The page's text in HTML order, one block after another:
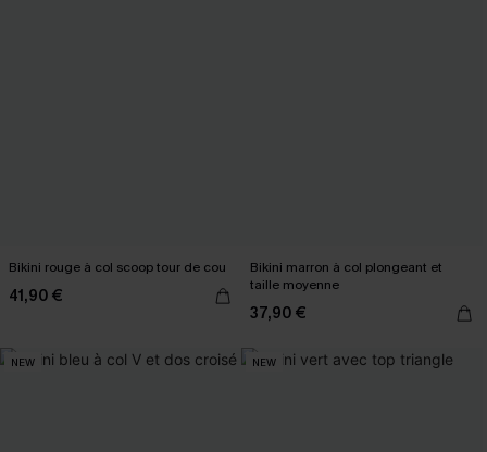
Bikini rouge à col scoop tour de cou
41,90 €
Bikini marron à col plongeant et
taille moyenne
37,90 €
NEW NEW